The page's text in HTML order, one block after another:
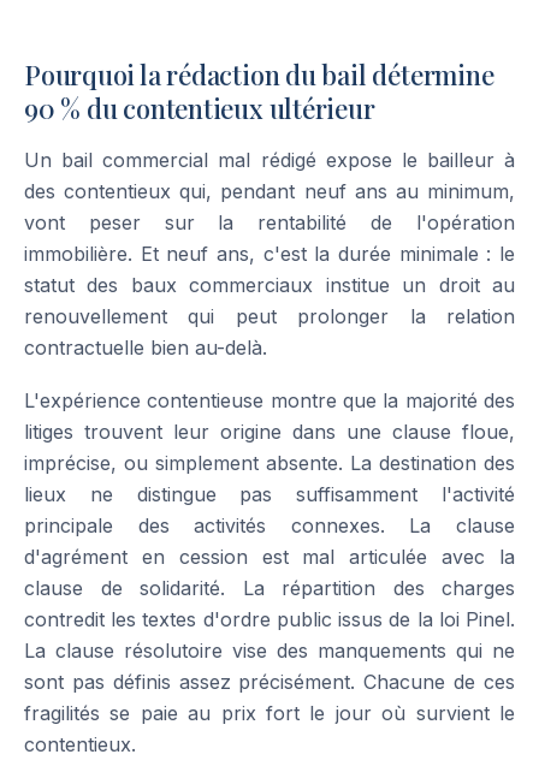
Pourquoi la rédaction du bail détermine
90 % du contentieux ultérieur
Un bail commercial mal rédigé expose le bailleur à
des contentieux qui, pendant neuf ans au minimum,
vont peser sur la rentabilité de l'opération
immobilière. Et neuf ans, c'est la durée minimale : le
statut des baux commerciaux institue un droit au
renouvellement qui peut prolonger la relation
contractuelle bien au-delà.
L'expérience contentieuse montre que la majorité des
litiges trouvent leur origine dans une clause floue,
imprécise, ou simplement absente. La destination des
lieux ne distingue pas suffisamment l'activité
principale des activités connexes. La clause
d'agrément en cession est mal articulée avec la
clause de solidarité. La répartition des charges
contredit les textes d'ordre public issus de la loi Pinel.
La clause résolutoire vise des manquements qui ne
sont pas définis assez précisément. Chacune de ces
fragilités se paie au prix fort le jour où survient le
contentieux.